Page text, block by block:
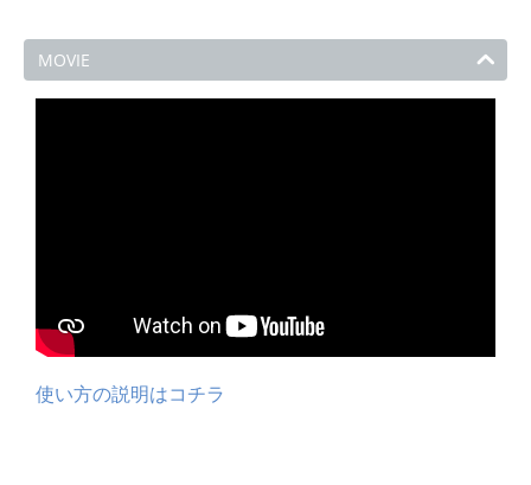
MOVIE
使い方の説明はコチラ